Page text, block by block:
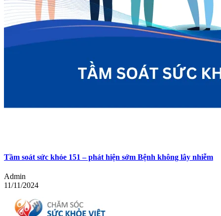
Tầm soát sức khỏe 151 – phát hiện sớm Bệnh không lây nhiễm
Admin
11/11/2024